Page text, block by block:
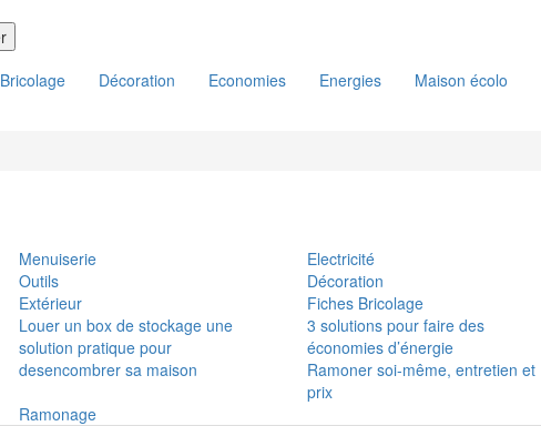
Bricolage Décoration Economies Energies Maison écolo
Menuiserie
Electricité
Outils
Décoration
Extérieur
Fiches Bricolage
Louer un box de stockage une
solution pratique pour
desencombrer sa maison
3 solutions pour faire des
économies d’énergie
Ramoner soi-même, entretien et
prix
Ramonage